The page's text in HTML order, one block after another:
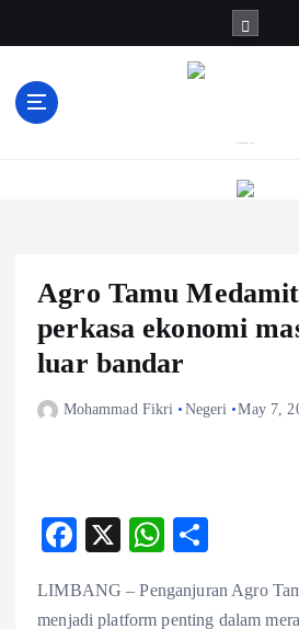
Agro Tamu
perkasa ekonomi
luar bandar
Mohammad Fikri Negeri May 7,
F
eb
X
W
ts re
LIMBANG – Penganjuran Agro
menjadi platform penting dalam